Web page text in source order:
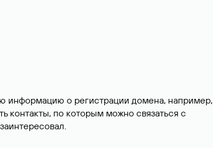
информацию о регистрации домена, например,
контакты, по которым можно связаться с